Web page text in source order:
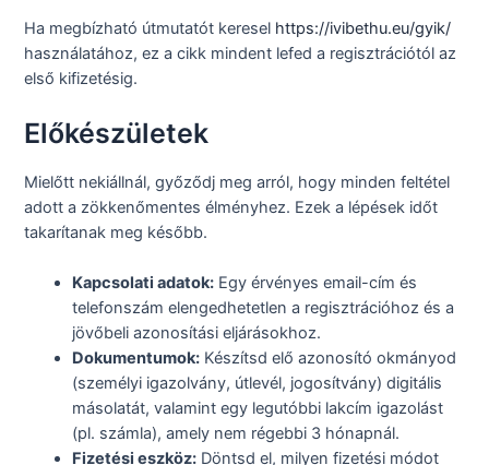
Ha megbízható útmutatót keresel https://ivibethu.eu/gyik/
használatához, ez a cikk mindent lefed a regisztrációtól az
első kifizetésig.
Előkészületek
Mielőtt nekiállnál, győződj meg arról, hogy minden feltétel
adott a zökkenőmentes élményhez. Ezek a lépések időt
takarítanak meg később.
Kapcsolati adatok: Egy érvényes email-cím és
telefonszám elengedhetetlen a regisztrációhoz és a
jövőbeli azonosítási eljárásokhoz.
Dokumentumok: Készítsd elő azonosító okmányod
(személyi igazolvány, útlevél, jogosítvány) digitális
másolatát, valamint egy legutóbbi lakcím igazolást
(pl. számla), amely nem régebbi 3 hónapnál.
Fizetési eszköz: Döntsd el, milyen fizetési módot